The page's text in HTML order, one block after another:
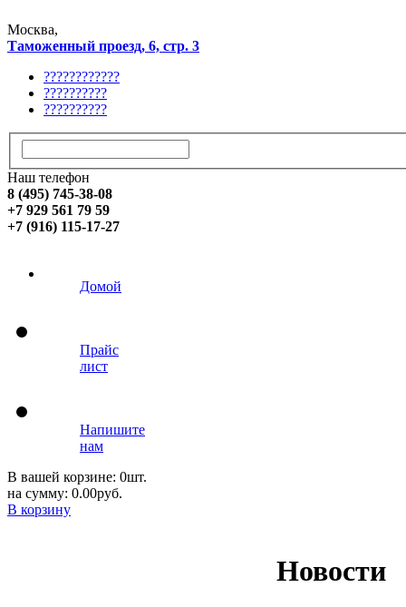
Москва,
Таможенный проезд, 6, стр. 3
????????????
??????????
??????????
Наш телефон
8 (495) 745-38-08
+7 929 561 79 59
+7 (916) 115-17-27
Домой
Прайс
лист
Напишите
нам
В вашей корзине: 0шт.
на сумму: 0.00руб.
В корзину
Новости